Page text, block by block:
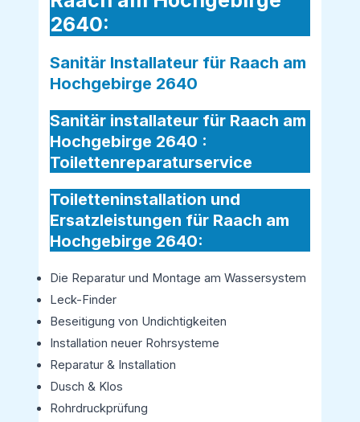
2640:
Sanitär Installateur für Raach am
Hochgebirge 2640
Sanitär installateur für Raach am
Hochgebirge 2640 :
Toilettenreparaturservice
Toiletteninstallation und
Ersatzleistungen für Raach am
Hochgebirge 2640:
Die Reparatur und Montage am Wassersystem
Leck-Finder
Beseitigung von Undichtigkeiten
Installation neuer Rohrsysteme
Reparatur & Installation
Dusch & Klos
Rohrdruckprüfung